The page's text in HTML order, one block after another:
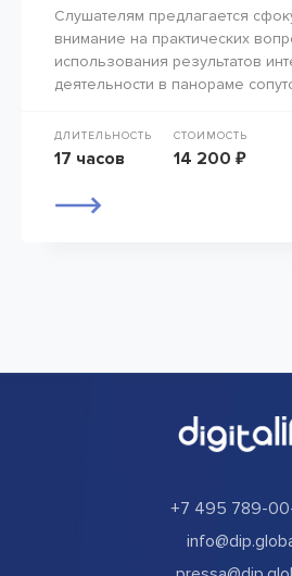
Слушателям предлагается
внимание на практических
использования результатов
деятельности в панораме
ДЛИТЕЛЬНОСТЬ
17 часов
СТОИМОСТЬ
14 200 ₽
+7 495 789-